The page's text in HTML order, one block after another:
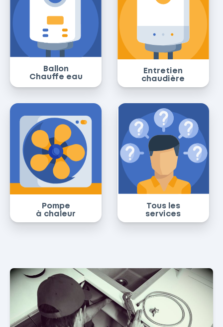
Ballon
Chauffe eau
Entretien
chaudière
Pompe
à chaleur
Tous les
services